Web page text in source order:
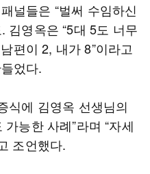
널들은 “벌써 수임하신
김영옥은 “5대 5도 너무
편이 2, 내가 8”이라고
었다.
식에 김영옥 선생님의
능한 사례”라며 “자세
조언했다.